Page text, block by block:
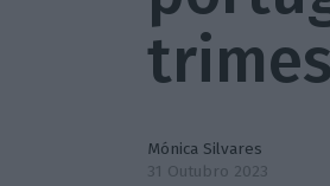
Mónica Silvares
31 Outubro 2023